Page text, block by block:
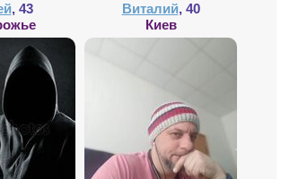
, 43
Виталий, 40
Киев